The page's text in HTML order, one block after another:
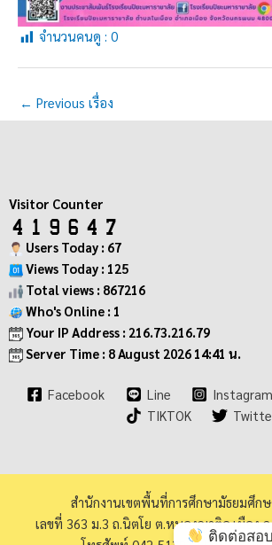
จำนวนคนดู : 0
← Previous เรื่อง
Visitor Counter
Users Today : 67
Views Today : 125
Total views : 867216
Who's Online : 1
Your IP Address : 216.73.216.79
Server Time : 8 August 2026 14:41 น.
Facebook Line Instagram
TIKTOK
สำนักงานเขตพื้นที่การศึกษามัธยมศึก
เลขที่ 363 ม.3 ถ.นิตโย ต.หนองญาติอ.เมือง
ติดต่อสอ